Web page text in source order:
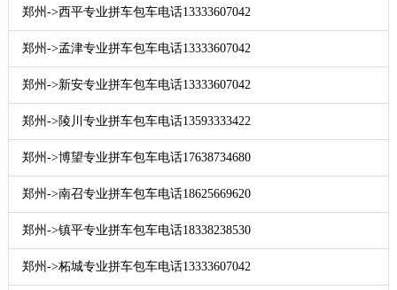
郑州->西平专业拼车包车电话13333607042
郑州->孟津专业拼车包车电话13333607042
郑州->新安专业拼车包车电话13333607042
郑州->陵川专业拼车包车电话13593333422
郑州->博望专业拼车包车电话17638734680
郑州->南召专业拼车包车电话18625669620
郑州->镇平专业拼车包车电话18338238530
郑州->柘城专业拼车包车电话13333607042